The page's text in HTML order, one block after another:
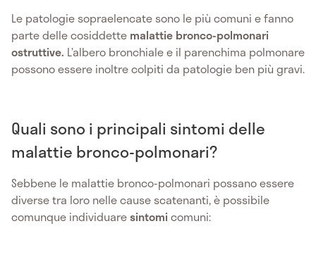
Le patologie sopraelencate sono le più comuni e fanno
parte delle cosiddette malattie bronco-polmonari
ostruttive. L’albero bronchiale e il parenchima polmonare
possono essere inoltre colpiti da patologie ben più gravi.
Quali sono i principali sintomi delle
malattie bronco-polmonari?
Sebbene le malattie bronco-polmonari possano essere
diverse tra loro nelle cause scatenanti, è possibile
comunque individuaresintomicomuni: